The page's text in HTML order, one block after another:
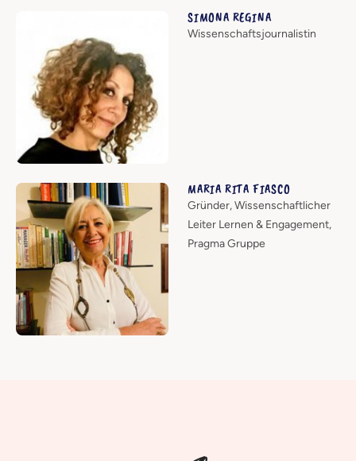
SIMONA REGINA
Wissenschaftsjournalistin
MARIA RITA FIASCO
Gründer, Wissenschaftlicher
Leiter Lernen & Engagement,
Pragma Gruppe